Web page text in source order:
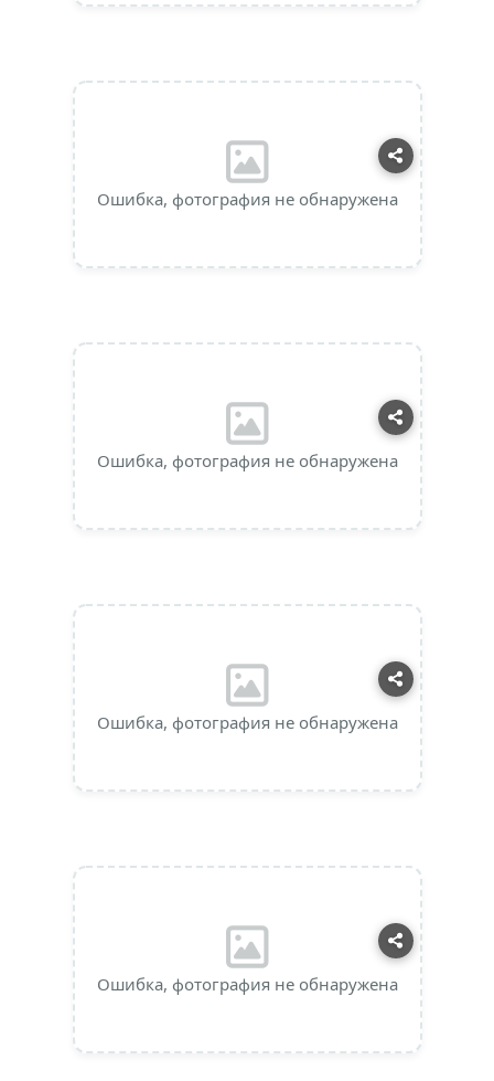
Ошибка, фотография не обнаружена
Ошибка, фотография не обнаружена
Ошибка, фотография не обнаружена
Ошибка, фотография не обнаружена